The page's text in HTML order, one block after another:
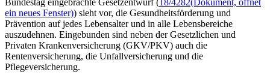
ein neues Fenster)) sieht vor, die Gesundheitsförderung und
Prävention auf jedes Lebensalter und in alle Lebensbereiche
auszudehnen. Eingebunden sind neben der Gesetzlichen und
Privaten Krankenversicherung (GKV/PKV) auch die
Rentenversicherung, die Unfallversicherung und die
Pflegeversicherung.